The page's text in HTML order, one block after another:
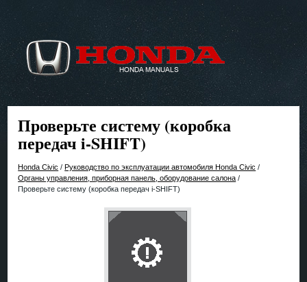
Проверьте систему (коробка
передач i-SHIFT)
Honda Civic /Руководство по эксплуатации автомобиля Honda Civic /
Органы управления, приборная панель, оборудование салона /
Проверьте систему (коробка передач i-SHIFT)